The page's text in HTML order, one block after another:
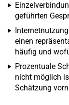
geführten
einen
häufig und
Prozentuale
nicht möglich
Schätzung